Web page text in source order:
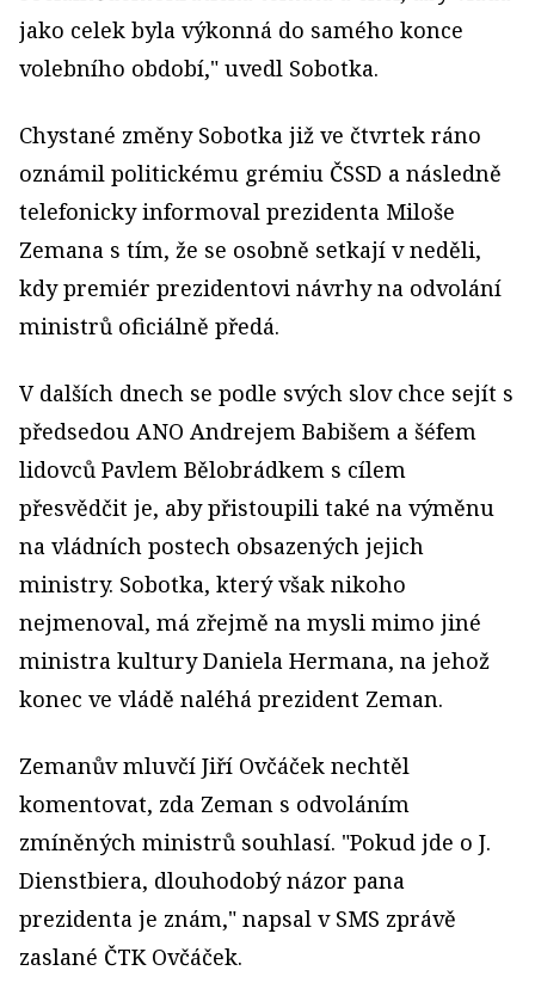
jako celek byla výkonná do samého konce
volebního období," uvedl Sobotka.
Chystané změny Sobotka již ve čtvrtek ráno
oznámil politickému grémiu ČSSD a následně
telefonicky informoval prezidenta Miloše
Zemana s tím, že se osobně setkají v neděli,
kdy premiér prezidentovi návrhy na odvolání
ministrů oficiálně předá.
V dalších dnech se podle svých slov chce sejít s
předsedou ANO Andrejem Babišem a šéfem
lidovců Pavlem Bělobrádkem s cílem
přesvědčit je, aby přistoupili také na výměnu
na vládních postech obsazených jejich
ministry. Sobotka, který však nikoho
nejmenoval, má zřejmě na mysli mimo jiné
ministra kultury Daniela Hermana, na jehož
konec ve vládě naléhá prezident Zeman.
Zemanův mluvčí Jiří Ovčáček nechtěl
komentovat, zda Zeman s odvoláním
zmíněných ministrů souhlasí. "Pokud jde o J.
Dienstbiera, dlouhodobý názor pana
prezidenta je znám," napsal v SMS zprávě
zaslané ČTK Ovčáček.